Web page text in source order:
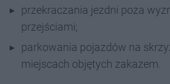
przekraczania jezdni poza
przejściami;
parkowania pojazdów na
miejscach objętych zakazem.